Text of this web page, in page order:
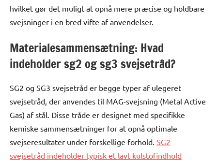
hvilket gør det muligt at opnå mere præcise og holdbare
svejsninger i en bred vifte af anvendelser.
Materialesammensætning: Hvad
indeholder sg2 og sg3 svejsetråd?
SG2 og SG3 svejsetråd er begge typer af ulegeret
svejsetråd, der anvendes til MAG-svejsning (Metal Active
Gas) af stål. Disse tråde er designet med specifikke
kemiske sammensætninger for at opnå optimale
svejseresultater under forskellige forhold. SG2
svejsetråd indeholder typisk et lavt kulstofindhold